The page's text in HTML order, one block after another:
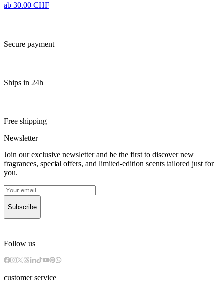
ab 30.00 CHF
Secure payment
Ships in 24h
Free shipping
Newsletter
Join our exclusive newsletter and be the first to discover new
fragrances, special offers, and limited-edition scents tailored just for
you.
Subscribe
Follow us
customer service